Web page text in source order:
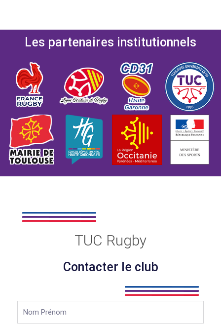
Les partenaires institutionnels
TUC Rugby
Contacter le club
Prénom